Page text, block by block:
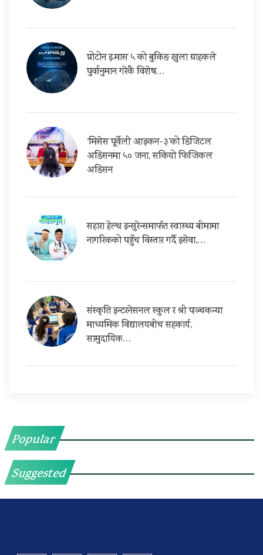
प्रोटोन इ.मास ५ को बुकिङ खुला ग्राहकले
पुर्वानुमान गरेकै विशेष…
‘मिसेस पूर्वेली आइकन-३’को डिजिटल
अडिसनमा ५० जना, सकियो फिजिकल
अडिसन
सहारा हेल्थ इन्सुरेन्समार्फत स्वास्थ्य बीमामा
नागरिकको पहुँच विस्तार गर्दै इसेवा,…
संस्कृति इन्टरनेसनल स्कुल र श्री पञ्चकन्या
माध्यमिक विद्यालयबीच सहकार्य,
सामुदायिक…
Popular
Suggested